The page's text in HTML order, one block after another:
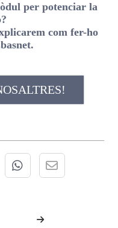
per potenciar la
com fer-ho